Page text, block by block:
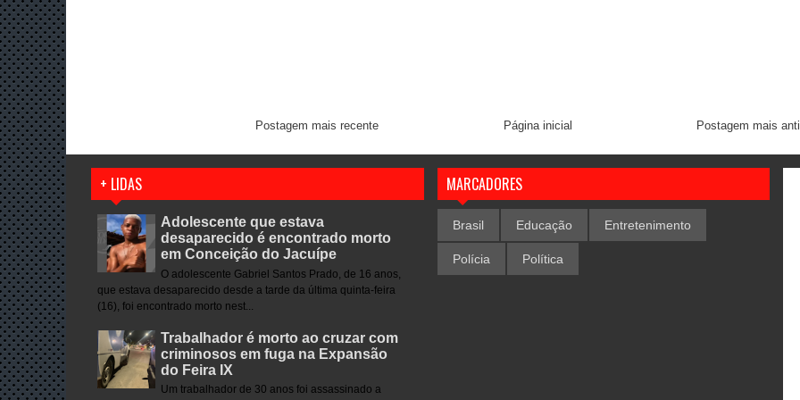
Postagem mais recente Postagem mais
Página inicial
+ LIDAS
Adolescente que estava
desaparecido é encontrado morto
em Conceição do Jacuípe
O adolescente Gabriel Santos Prado, de 16 anos,
que estava desaparecido desde a tarde da última quinta-feira
(16), foi encontrado morto nest...
Trabalhador é morto ao cruzar com
criminosos em fuga na Expansão
do Feira IX
Um trabalhador de 30 anos foi assassinado a
MARCADORES
Brasil Educação Entretenimento
Polícia Política